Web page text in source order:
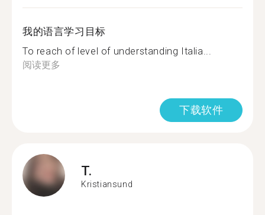
我的语言学习目标
To reach of level of understanding Italia...
阅读更多
下载软件
T.
Kristiansund